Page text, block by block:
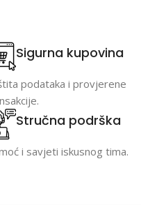
Sigurna kupovina
podataka i provjerene
Stručna podrška
i savjeti iskusnog tima.